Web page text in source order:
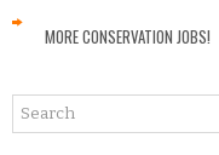
MORE CONSERVATION JOBS!